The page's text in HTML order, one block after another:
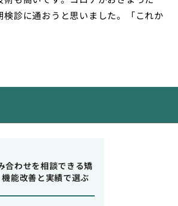
診に通おうと思いました。「これか
合わせを相談できる矯
能改善と実績で選ぶ